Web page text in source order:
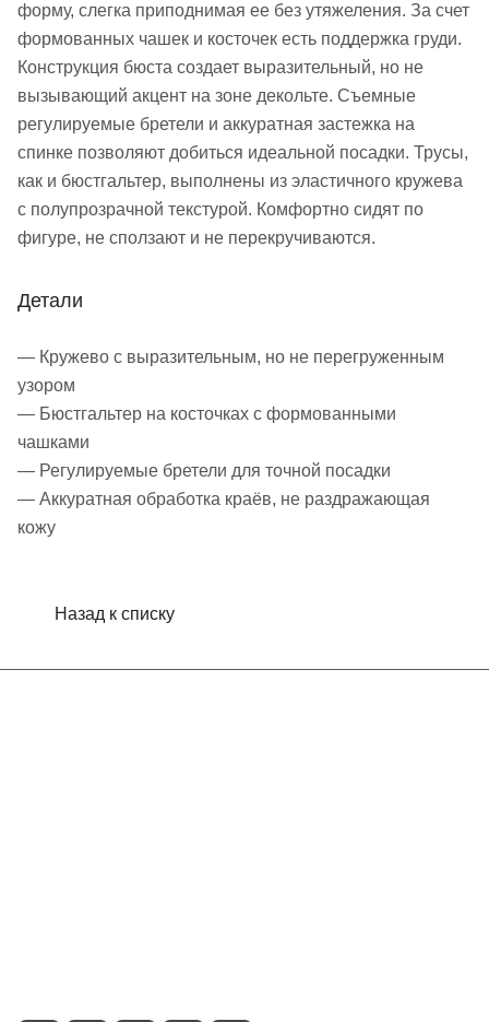
форму, слегка приподнимая ее без утяжеления. За счет
формованных чашек и косточек есть поддержка груди.
Конструкция бюста создает выразительный, но не
вызывающий акцент на зоне декольте. Съемные
регулируемые бретели и аккуратная застежка на
спинке позволяют добиться идеальной посадки. Трусы,
как и бюстгальтер, выполнены из эластичного кружева
с полупрозрачной текстурой. Комфортно сидят по
фигуре, не сползают и не перекручиваются.
Детали
— Кружево с выразительным, но не перегруженным
узором
— Бюстгальтер на косточках с формованными
чашками
— Регулируемые бретели для точной посадки
— Аккуратная обработка краёв, не раздражающая
кожу
Назад к списку